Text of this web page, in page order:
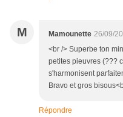
M Mamounette 26/09/
<br /> Superbe ton
petites pieuvres (???
s'harmonisent
Bravo et gros
Répondre